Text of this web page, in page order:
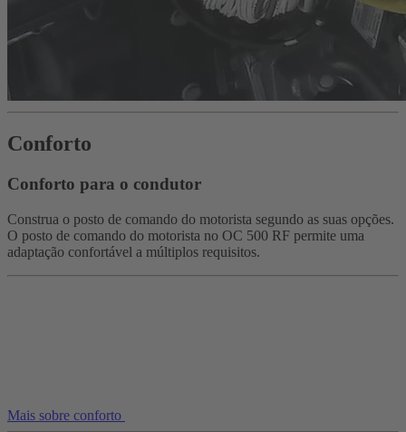
Conforto
Conforto para o condutor
Construa o posto de comando do motorista segundo as suas opções.
O posto de comando do motorista no OC 500 RF permite uma
adaptação confortável a múltiplos requisitos.
Mais sobre conforto